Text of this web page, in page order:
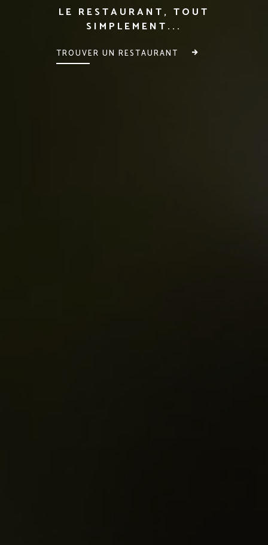
LE RESTAURANT, TOUT
SIMPLEMENT...
TROUVER UN RESTAURANT